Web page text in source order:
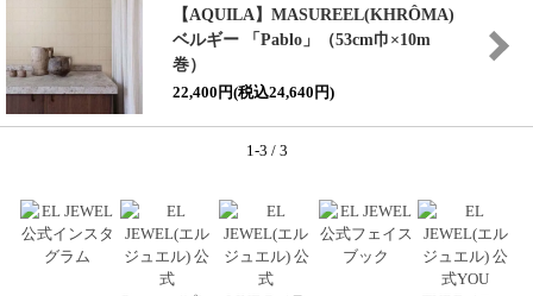
【AQUILA】MASUREEL(KHRÔMA)
ベルギー 「Pablo」（53cm巾×10m
巻）
22,400円(税込24,640円)
1-3 / 3